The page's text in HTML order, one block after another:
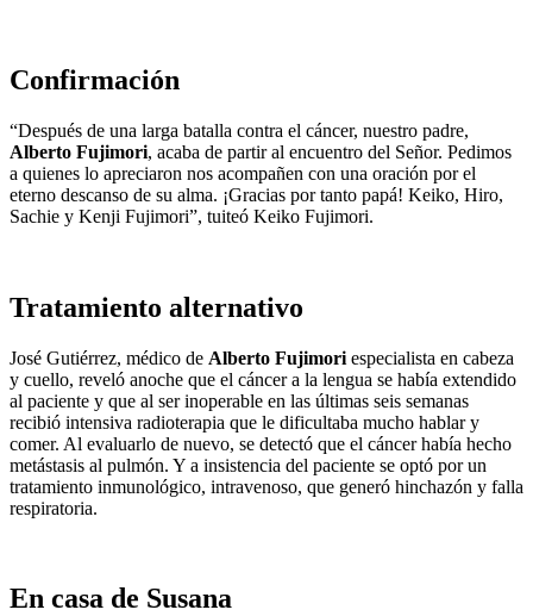
Confirmación
“Después de una larga batalla contra el cáncer, nuestro padre,
Alberto Fujimori, acaba de partir al encuentro del Señor. Pedimos
a quienes lo apreciaron nos acompañen con una oración por el
eterno descanso de su alma. ¡Gracias por tanto papá! Keiko, Hiro,
Sachie y Kenji Fujimori”, tuiteó Keiko Fujimori.
Tratamiento alternativo
José Gutiérrez, médico de Alberto Fujimori especialista en cabeza
y cuello, reveló anoche que el cáncer a la lengua se había extendido
al paciente y que al ser inoperable en las últimas seis semanas
recibió intensiva radioterapia que le dificultaba mucho hablar y
comer. Al evaluarlo de nuevo, se detectó que el cáncer había hecho
metástasis al pulmón. Y a insistencia del paciente se optó por un
tratamiento inmunológico, intravenoso, que generó hinchazón y falla
respiratoria.
En casa de Susana